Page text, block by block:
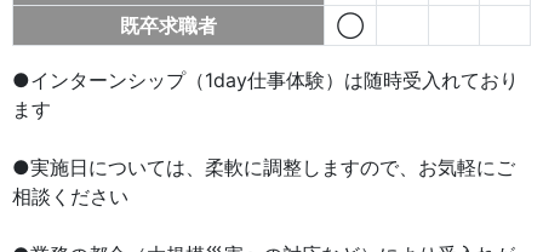
既卒求職者
◯
●インターンシップ（1day仕事体験）は随時受入れており
ます
●実施日については、柔軟に調整しますので、お気軽にご
相談ください